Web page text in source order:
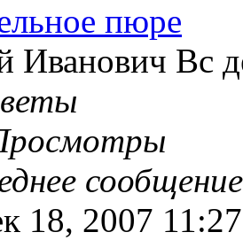
пюре
Иванович Вс
сообщение
18, 2007